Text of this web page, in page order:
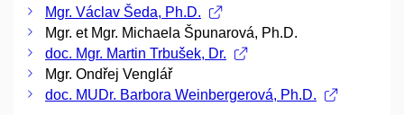
Mgr. Václav Šeda, Ph.D.
Mgr. et Mgr. Michaela Špunarová, Ph.D.
doc. Mgr. Martin Trbušek, Dr.
Mgr. Ondřej Venglář
doc. MUDr. Barbora Weinbergerová, Ph.D.